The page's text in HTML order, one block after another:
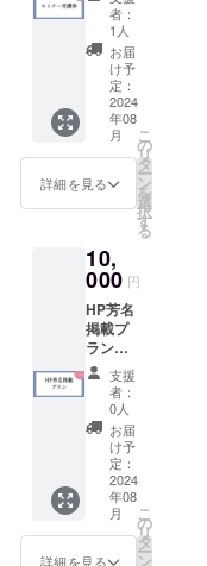
通常
5,000円
の参加
費が必
要です
が、
2025年
3月31日
までの
全ての
講座に
ランで
す。 去
年は15
回開催
しまし
た。開
催例は
以下の
通りで
す。 ・
Canva
活用セ
ミナー
・魅せ
る、伝
わるス
マホで
者：
1人
お届
け予
定：
2024
年08
月
詳細を見る
こ
の
リ
タ
ー
ン
を
選
択
す
る
10,
000 円
HP芳名
掲載プ
ラン（※
個人名
の掲載
となり
ます）
磐田商
工会議
所の
ホーム
ページ
に個人
名を記
支援
者：
0人
お届
け予
定：
2024
年08
月
詳細を見る
こ
の
リ
タ
ー
ン